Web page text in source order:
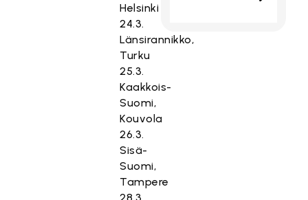
Helsinki
24.3.
Länsirannikko,
Turku
25.3.
Kaakkois-
Suomi,
Kouvola
26.3.
Sisä-
Suomi,
Tampere